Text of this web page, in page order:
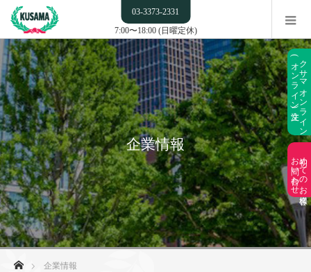
03-3373-2331
7:00〜18:00 (日曜定休)
クサマオンライン
(オンライン注文)
初めてのお客様
お問い合わせ
企業情報
ホーム企業情報